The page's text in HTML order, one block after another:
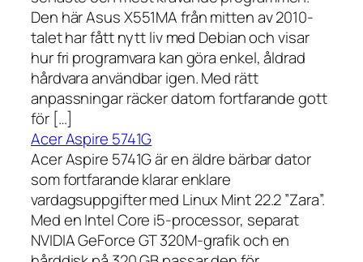
Den här Asus X551MA från mitten av 2010-
talet har fått nytt liv med Debian och visar
hur fri programvara kan göra enkel, åldrad
hårdvara användbar igen. Med rätt
anpassningar räcker datorn fortfarande gott
för […]
Acer Aspire 5741G
Acer Aspire 5741G är en äldre bärbar dator
som fortfarande klarar enklare
vardagsuppgifter med Linux Mint 22.2 ”Zara”.
Med en Intel Core i5-processor, separat
NVIDIA GeForce GT 320M-grafik och en